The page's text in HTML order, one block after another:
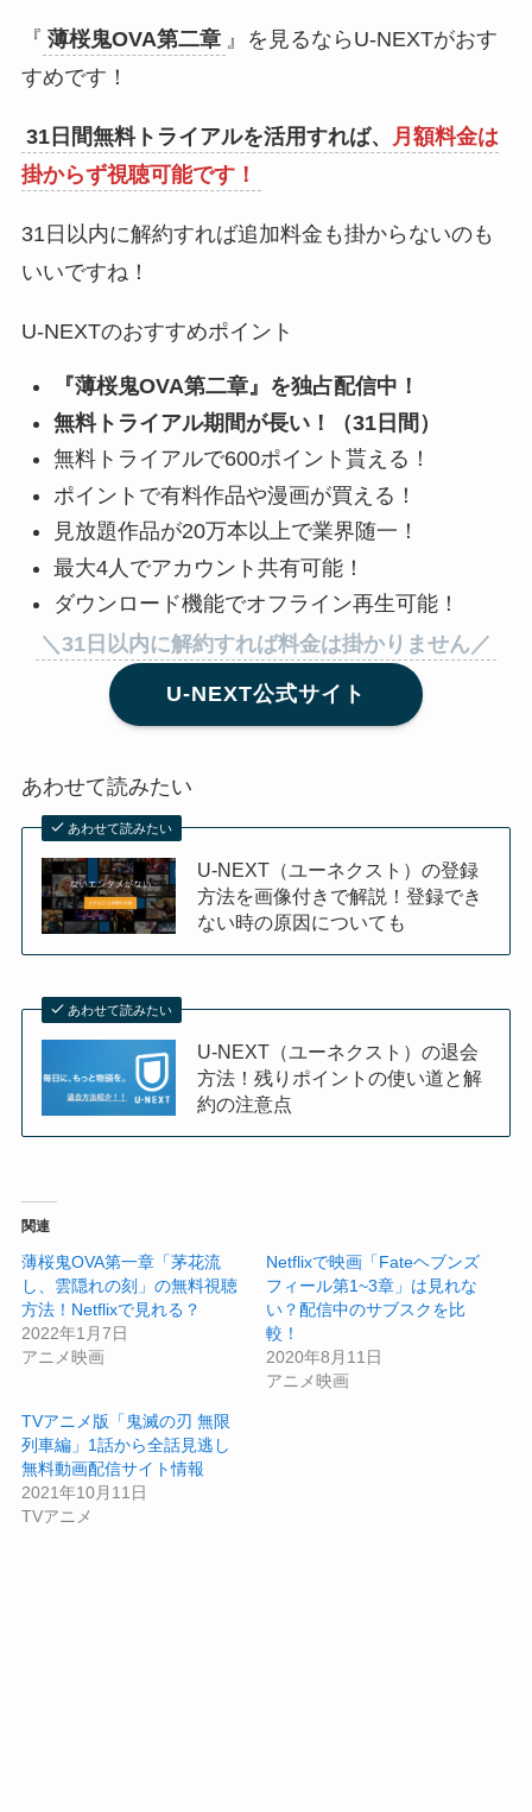
『 薄桜鬼OVA第二章 』を見るならU-NEXTがおす
すめです！
31日間無料トライアルを活用すれば、
月額料金は
掛からず視聴可能です！
31日以内に解約すれば追加料金も掛からないのも
いいですね！
U-NEXTのおすすめポイント
『薄桜鬼OVA第二章』を独占配信中！
無料トライアル期間が長い！（31日間）
無料トライアルで600ポイント貰える！
ポイントで有料作品や漫画が買える！
見放題作品が20万本以上で業界随一！
最大4人でアカウント共有可能！
ダウンロード機能でオフライン再生可能！
＼31日以内に解約すれば料金は掛かりません／
U-NEXT公式サイト
あわせて読みたい
あわせて読みたい
U-NEXT（ユーネクスト）の登録
方法を画像付きで解説！登録でき
ない時の原因についても
あわせて読みたい
U-NEXT（ユーネクスト）の退会
方法！残りポイントの使い道と解
約の注意点
関連
薄桜鬼OVA第一章「茅花流
し、雲隠れの刻」の無料視聴
方法！Netflixで見れる？
2022年1月7日
アニメ映画
Netflixで映画「Fateヘブンズ
フィール第1~3章」は見れな
い？配信中のサブスクを比
較！
2020年8月11日
アニメ映画
TVアニメ版「鬼滅の刃 無限
列車編」1話から全話見逃し
無料動画配信サイト情報
2021年10月11日
TVアニメ